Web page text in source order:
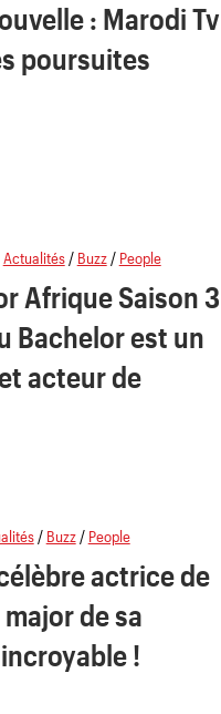
: Marodi Tv
poursuites
Actualités/ Buzz/ People
Afrique Saison 3
Bachelor est un
acteur de
/ Buzz/ People
actrice de
de sa
!